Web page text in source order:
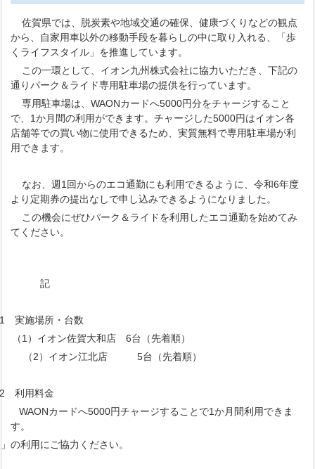
佐賀県では、脱炭素や地域交通の確保、健康づくりなどの観点
から、自家用車以外の移動手段を暮らしの中に取り入れる、「歩
くライフスタイル」を推進しています。
この一環として、イオン九州株式会社に協力いただき、下記の
通りパーク＆ライド専用駐車場の提供を行っています。
専用駐車場は、WAONカードへ5000円分をチャージすること
で、1か月間の利用ができます。チャージした5000円はイオン各
店舗等での買い物に使用できるため、実質無料で専用駐車場が利
用できます。
なお、週1回からのエコ通勤にも利用できるように、令和6年度
より定期券の提出なしで申し込みできるようになりました。
この機会にぜひパーク＆ライドを利用したエコ通勤を始めてみ
てください。
記
1 実施場所・台数
（1）イオン佐賀大和店 6台（先着順）
（2）イオン江北店 5台（先着順）
2 利用料金
WAONカードへ5000円チャージすることで1か月間利用できま
す。
利用にご協力ください。